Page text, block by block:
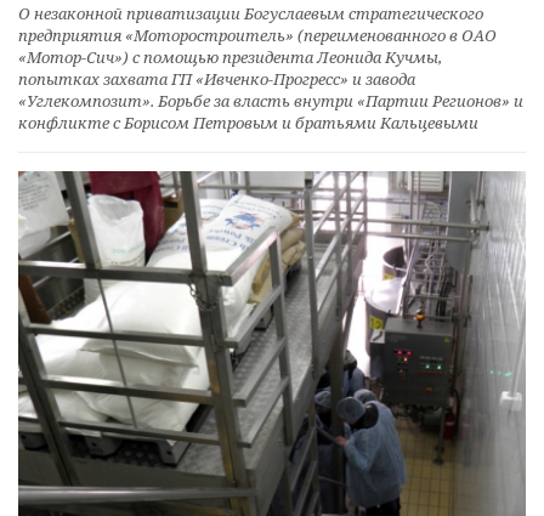
О незаконной приватизации Богуслаевым стратегического
предприятия «Моторостроитель» (переименованного в ОАО
«Мотор-Сич») с помощью президента Леонида Кучмы,
попытках захвата ГП «Ивченко-Прогресс» и завода
«Углекомпозит». Борьбе за власть внутри «Партии Регионов» и
конфликте с Борисом Петровым и братьями Кальцевыми